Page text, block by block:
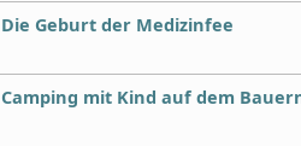
Die Geburt der Medizinfee
Camping mit Kind auf dem